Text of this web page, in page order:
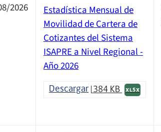
2026
Estadística Mensual de
Movilidad de Cartera de
Cotizantes del Sistema
ISAPRE a Nivel Regional -
Año 2026
Descargar 384 KB XLSX